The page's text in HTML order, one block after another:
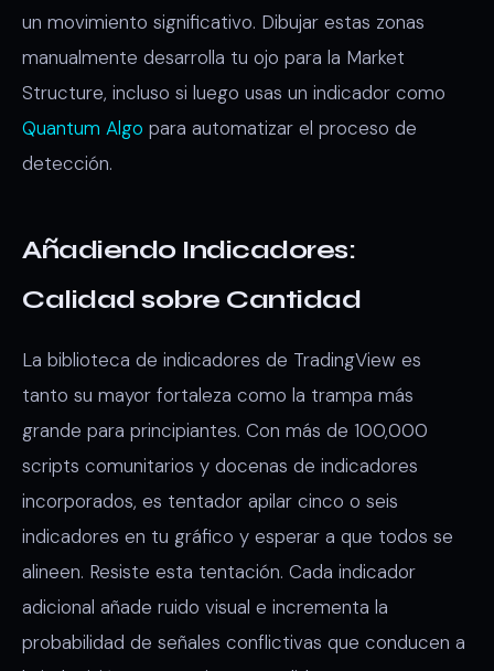
un movimiento significativo. Dibujar estas zonas
manualmente desarrolla tu ojo para la Market
Structure, incluso si luego usas un indicador como
Quantum Algo para automatizar el proceso de
detección.
Añadiendo Indicadores:
Calidad sobre Cantidad
La biblioteca de indicadores de TradingView es
tanto su mayor fortaleza como la trampa más
grande para principiantes. Con más de 100,000
scripts comunitarios y docenas de indicadores
incorporados, es tentador apilar cinco o seis
indicadores en tu gráfico y esperar a que todos se
alineen. Resiste esta tentación. Cada indicador
adicional añade ruido visual e incrementa la
probabilidad de señales conflictivas que conducen a